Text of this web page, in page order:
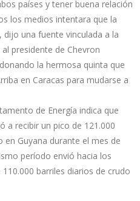
países y tener buena relación
los medios intentara que la
dijo una fuente vinculada a la
presidente de Chevron
la hermosa quinta que
en Caracas para mudarse a
de Energía indica que
a recibir un pico de 121.000
en Guyana durante el mes de
período envió hacia los
barriles diarios de crudo